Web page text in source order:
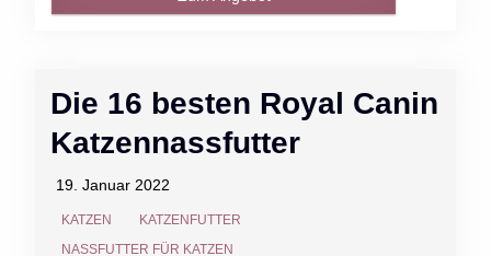
Die 16 besten Royal Canin
Katzennassfutter
19. Januar 2022
KATZEN
KATZENFUTTER
NASSFUTTER FÜR KATZEN